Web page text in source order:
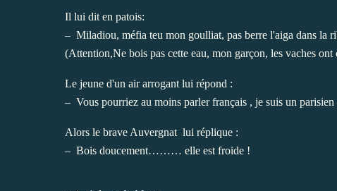
Il lui dit en patois:
– Miladiou, méfia teu mon goulliat, pas berre l'aiga dans la
(Attention,Ne bois pas cette eau, mon garçon, les vaches
Le jeune d'un air arrogant lui répond :
– Vous pourriez au moins parler français , je suis un
Alors le brave Auvergnat lui réplique :
– Bois doucement……… elle est froide !